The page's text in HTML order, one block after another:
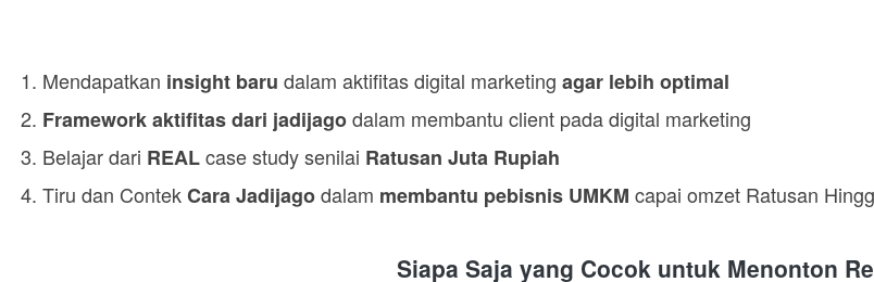
1. Mendapatkan insight baru dalam aktifitas digital marketing agar lebih optimal
2. Framework aktifitas dari jadijago dalam membantu client pada digital marketing
3. Belajar dari REAL case study senilai Ratusan Juta Rupiah
4. Tiru dan Contek Cara Jadijago dalam membantu pebisnis UMKM capai omzet Ratusan
Siapa Saja yang Cocok untuk Menonton